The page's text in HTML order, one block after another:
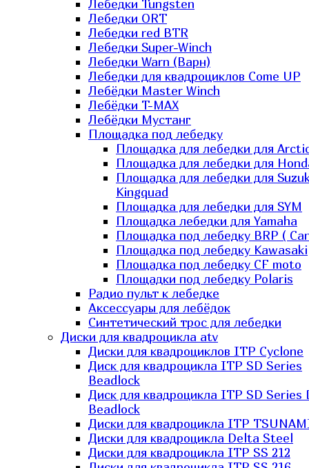
Лебедки Tungsten
Лебедки ORT
Лебедки red BTR
Лебедки Super-Winch
Лебедки Warn (Варн)
Лебедки для квадроциклов Come UP
Лебёдки Master Winch
Лебёдки T-MAX
Лебёдки Мустанг
Площадка под лебедку
Площадка для лебедки для
Площадка для лебедки для
Площадка для лебедки для
Kingquad
Площадка для лебедки для SYM
Площадка лебедки для Yamaha
Площадка под лебедку BRP (
Площадка под лебедку Kawasaki
Площадка под лебедку СF moto
Площадки под лебедку Polaris
Радио пульт к лебедке
Аксессуары для лебёдок
Синтетический трос для лебедки
Диски для квадроцикла atv
Диски для квадроциклов ITP Cyclone
Диск для квадроцикла ITP SD Series
Beadlock
Диск для квадроцикла ITP SD Series
Beadlock
Диски для квадроцикла ITP
Диски для квадроцикла Delta Steel
Диски для квадроцикла ITP SS 212